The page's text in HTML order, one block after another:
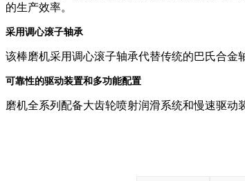
的生产效率。
采用调心滚子轴承
该棒磨机采用调心滚子轴承代替传统的巴氏合
可靠性的驱动装置和多功能配置
磨机全系列配备大齿轮喷射润滑系统和慢速驱动